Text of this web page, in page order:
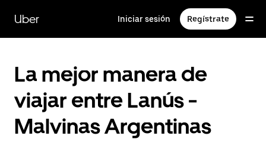
contenido
principal
Uber Iniciar sesión Regístrate
La mejor manera de
viajar entre Lanús -
Malvinas Argentinas